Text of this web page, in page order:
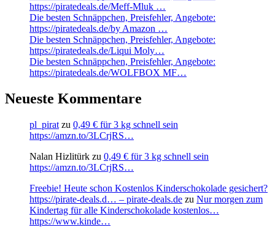
https://piratedeals.de/Meff-Mluk …
Die besten Schnäppchen, Preisfehler, Angebote:
https://piratedeals.de/by Amazon …
Die besten Schnäppchen, Preisfehler, Angebote:
https://piratedeals.de/Liqui Moly…
Die besten Schnäppchen, Preisfehler, Angebote:
https://piratedeals.de/WOLFBOX MF…
Neueste Kommentare
pl_pirat zu 0,49 € für 3 kg schnell sein
https://amzn.to/3LCrjRS…
Nalan Hizlitürk zu 0,49 € für 3 kg schnell sein
https://amzn.to/3LCrjRS…
Freebie! Heute schon Kostenlos Kinderschokolade gesichert?
https://pirate-deals.d… – pirate-deals.de zu Nur morgen zum
Kindertag für alle Kinderschokolade kostenlos…
https://www.kinde…